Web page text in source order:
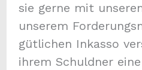
sie gerne mit
unserem
gütlichen Inkasso
ihrem Schuldner